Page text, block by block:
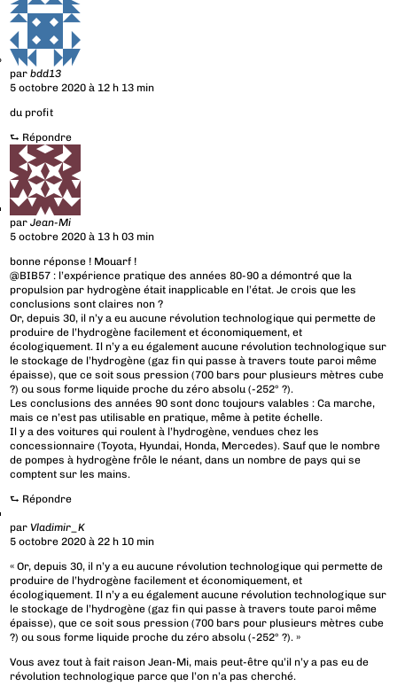
parbdd13
5 octobre 2020 à 12 h 13 min
du profit
⮑ Répondre
parJean-Mi
5 octobre 2020 à 13 h 03 min
bonne réponse ! Mouarf !
@BIB57 : l’expérience pratique des années 80-90 a démontré que la
propulsion par hydrogène était inapplicable en l’état. Je crois que les
conclusions sont claires non ?
Or, depuis 30, il n’y a eu aucune révolution technologique qui permette de
produire de l’hydrogène facilement et économiquement, et
écologiquement. Il n’y a eu également aucune révolution technologique sur
le stockage de l’hydrogène (gaz fin qui passe à travers toute paroi même
épaisse), que ce soit sous pression (700 bars pour plusieurs mètres cube
?) ou sous forme liquide proche du zéro absolu (-252° ?).
Les conclusions des années 90 sont donc toujours valables : Ca marche,
mais ce n’est pas utilisable en pratique, même à petite échelle.
Il y a des voitures qui roulent à l’hydrogène, vendues chez les
concessionnaire (Toyota, Hyundai, Honda, Mercedes). Sauf que le nombre
de pompes à hydrogène frôle le néant, dans un nombre de pays qui se
comptent sur les mains.
⮑ Répondre
parVladimir_K
5 octobre 2020 à 22 h 10 min
« Or, depuis 30, il n’y a eu aucune révolution technologique qui permette de
produire de l’hydrogène facilement et économiquement, et
écologiquement. Il n’y a eu également aucune révolution technologique sur
le stockage de l’hydrogène (gaz fin qui passe à travers toute paroi même
épaisse), que ce soit sous pression (700 bars pour plusieurs mètres cube
?) ou sous forme liquide proche du zéro absolu (-252° ?). »
Vous avez tout à fait raison Jean-Mi, mais peut-être qu’il n’y a pas eu de
révolution technologique parce que l’on n’a pas cherché.